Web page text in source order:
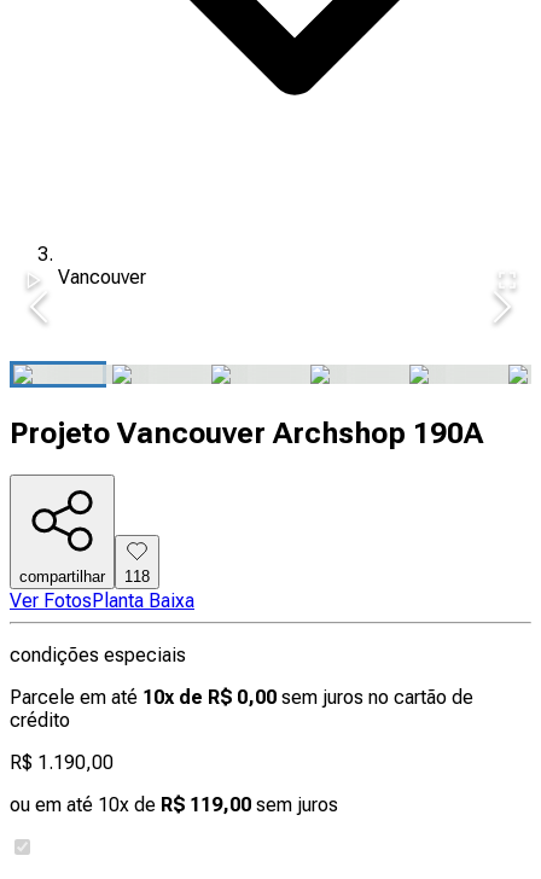
Vancouver
Projeto Vancouver Archshop 190A
compartilhar 118
Ver FotosPlanta Baixa
condições especiais
Parcele em até 10x de R$ 0,00 sem juros no cartão de
crédito
R$ 1.190,00
ou em até 10x de R$ 119,00 sem juros